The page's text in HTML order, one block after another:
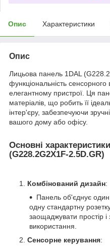
Опис Характеристики
Опис
Лицьова панель 1DAL
функціональність
елегантному пристрої. Ця
матеріалів, що робить її
інтер'єру, забезпечуючи
вашого дому або офісу.
Основні
(G228.2G2X1F-2.5D.GR)
Комбінований дизайн:
Панель об'єднує
одну стандартну
заощаджувати простір і
використання.
Сенсорне керування: